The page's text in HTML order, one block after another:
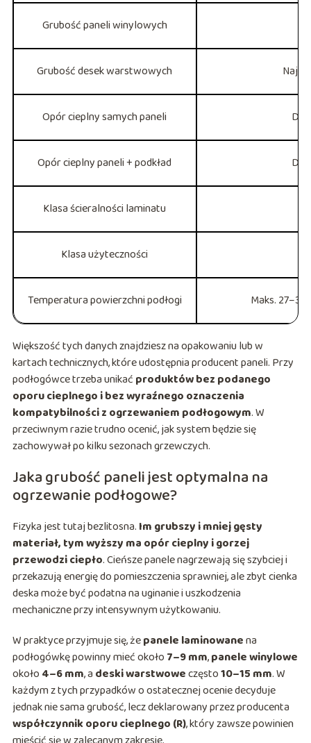
Grubość paneli winylowych
Grubość desek warstwowych
Opór cieplny samych paneli Do
Opór cieplny paneli + podkład Do
Klasa ścieralności laminatu
Klasa użyteczności
Temperatura powierzchni podłogi Maks.
Większość tych danych znajdziesz na opakowaniu lub w
kartach technicznych, które udostępnia producent paneli. Przy
podłogówce trzeba unikać produktów bez podanego
oporu cieplnego i bez wyraźnego oznaczenia
kompatybilności z ogrzewaniem podłogowym. W
przeciwnym razie trudno ocenić, jak system będzie się
zachowywał po kilku sezonach grzewczych.
Jaka grubość paneli jest optymalna na
ogrzewanie podłogowe?
Fizyka jest tutaj bezlitosna. Im grubszy i mniej gęsty
materiał, tym wyższy ma opór cieplny i gorzej
przewodzi ciepło. Cieńsze panele nagrzewają się szybciej i
przekazują energię do pomieszczenia sprawniej, ale zbyt cienka
deska może być podatna na uginanie i uszkodzenia
mechaniczne przy intensywnym użytkowaniu.
W praktyce przyjmuje się, żepanele laminowanena
podłogówkę powinny mieć około 7–9 mm,panele winylowe
około 4–6 mm, a deski warstwoweczęsto10–15 mm. W
każdym z tych przypadków o ostatecznej ocenie decyduje
jednak nie sama grubość, lecz deklarowany przez producenta
współczynnik oporu cieplnego (R), który zawsze powinien